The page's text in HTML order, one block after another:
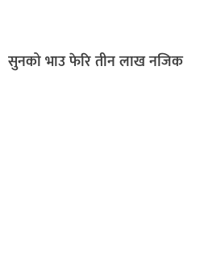
सुनको भाउ फेरि तीन लाख नजिक